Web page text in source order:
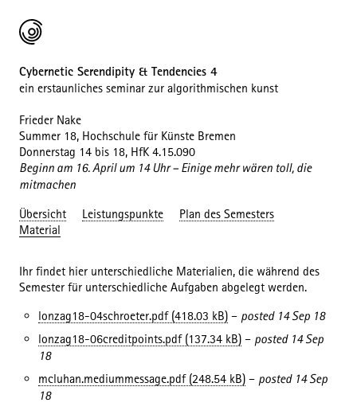
Cybernetic Serendipity & Tendencies 4
ein erstaunliches seminar zur algorithmischen kunst
Frieder Nake
Summer 18, Hochschule für Künste Bremen
Donnerstag 14 bis 18, HfK 4.15.090
Beginn am 16. April um 14 Uhr – Einige mehr wären toll, die
mitmachen
Übersicht Leistungspunkte
Plan des Semesters
Material
Ihr findet hier unterschiedliche Materialien, die während des
Semester für unterschiedliche Aufgaben abgelegt werden.
lonzag18-04schroeter.pdf (418.03 kB) – posted 14 Sep 18
lonzag18-06creditpoints.pdf (137.34 kB) – posted 14 Sep
18
mcluhan.mediummessage.pdf (248.54 kB) – posted 14 Sep
18